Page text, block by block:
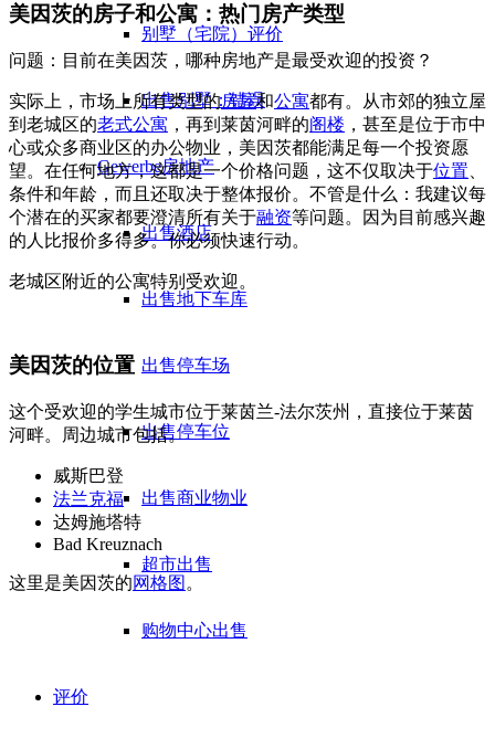
别墅（宅院）评价
出售别墅：错误
Gewerbe房地产
出售酒店
出售地下车库
出售停车场
出售停车位
出售商业物业
超市出售
购物中心出售
评价
美因茨的房子和公寓：热门房产类型
问题：目前在美因茨，哪种房地产是最受欢迎的投资？
实际上，市场上所有类型的房屋和公寓都有。从市郊的独立屋
到老城区的老式公寓 ，再到莱茵河畔的阁楼 ，甚至是位于市中
心或众多商业区的办公物业，美因茨都能满足每一个投资愿
望。在任何地方，这都是一个价格问题，这不仅取决于位置
条件和年龄 ，而且还取决于整体报价。不管是什么：我建议每
个潜在的买家都要澄清所有关于融资等问题。因为目前感兴趣
的人比报价多得多。你必须快速行动。
老城区附近的公寓特别受欢迎。
美因茨的位置
这个受欢迎的学生城市位于莱茵兰-法尔茨州，直接位于莱茵
河畔。周边城市包括。
威斯巴登
法兰克福
达姆施塔特
Bad Kreuznach
这里是美因茨的网格图 。